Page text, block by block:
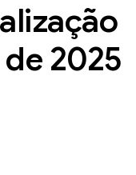
2025